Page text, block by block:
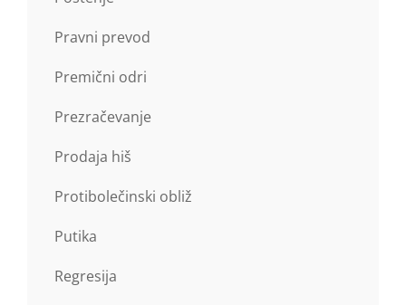
Pravni prevod
Premični odri
Prezračevanje
Prodaja hiš
Protibolečinski obliž
Putika
Regresija